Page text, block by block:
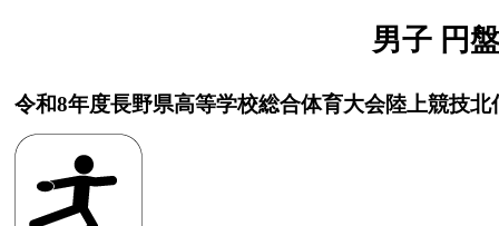
男子 円
令和8年度長野県高等学校総合体育大会陸上競技北